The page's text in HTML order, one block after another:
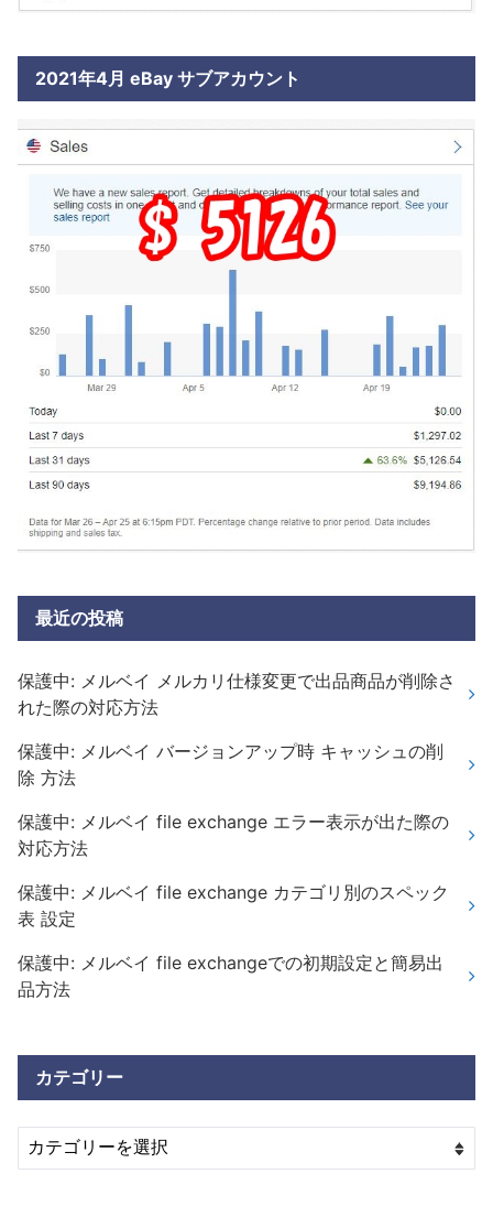
2021年4月 eBay サブアカウント
最近の投稿
保護中: メルベイ メルカリ仕様変更で出品商品が削除さ
れた際の対応方法
保護中: メルベイ バージョンアップ時 キャッシュの削
除 方法
保護中: メルベイ file exchange エラー表示が出た際の
対応方法
保護中: メルベイ file exchange カテゴリ別のスペック
表 設定
保護中: メルベイ file exchangeでの初期設定と簡易出
品方法
カテゴリー